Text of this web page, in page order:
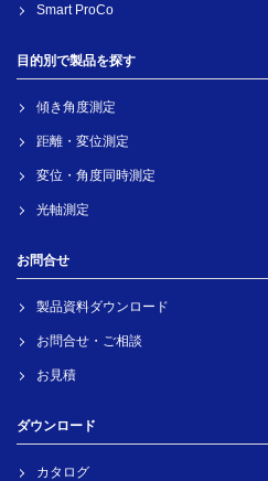
Smart ProCo
目的別で製品を探す
傾き角度測定
距離・変位測定
変位・角度同時測定
光軸測定
お問合せ
製品資料ダウンロード
お問合せ・ご相談
お見積
ダウンロード
カタログ